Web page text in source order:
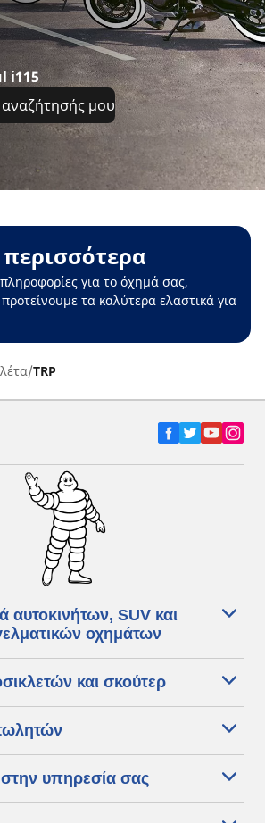
i115
μου
περισσότερα
για το όχημά σας,
τα καλύτερα ελαστικά για
TRP
αυτοκινήτων, SUV και
οχημάτων
και σκούτερ
στην υπηρεσία σας